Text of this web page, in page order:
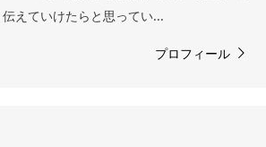
えていけたらと思ってい...
プロフィール